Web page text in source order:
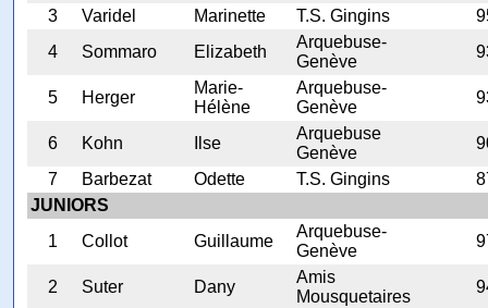
3 Varidel Marinette T.S. Gingins
4
Sommaro Elizabeth
Arquebuse-
Genève
5 Herger
Marie-
Hélène
Arquebuse-
Genève
6 Kohn Ilse
Arquebuse
Genève
7
Barbezat Odette T.S. Gingins
JUNIORS
1
Collot Guillaume
Arquebuse-
Genève
2 Suter Dany
Amis
Mousquetaires